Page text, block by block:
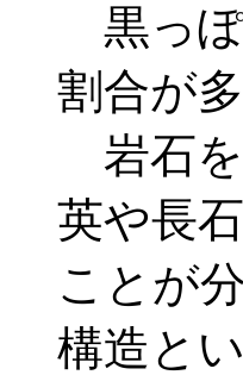
黒っぽ
割合が
岩石を
英や長
ことが
構造と